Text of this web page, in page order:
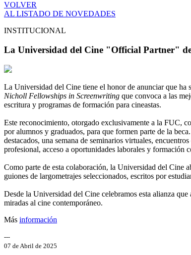
VOLVER
AL LISTADO DE NOVEDADES
INSTITUCIONAL
La Universidad del Cine "Official Partner"
La Universidad del Cine tiene el honor de anunciar que ha
Nicholl Fellowships in Screenwriting que convoca a las
escritura y programas de formación para cineastas.
Este reconocimiento, otorgado exclusivamente a la FUC,
por alumnos y graduados, para que formen parte de la
destacados, una semana de seminarios virtuales,
profesional, acceso a oportunidades laborales y formación
Como parte de esta colaboración, la Universidad del Cine
guiones de largometrajes seleccionados, escritos por
Desde la Universidad del Cine celebramos esta alianza
miradas al cine contemporáneo.
Más información
---
07 de Abril de 2025